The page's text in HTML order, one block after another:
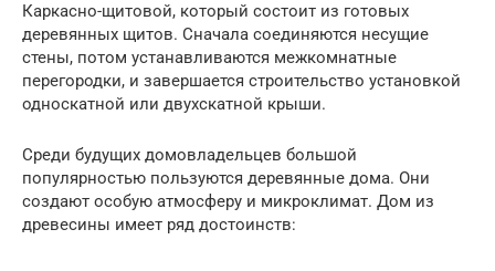
Каркасно-щитовой, который состоит из готовых
деревянных щитов. Сначала соединяются несущие
стены, потом устанавливаются межкомнатные
перегородки, и завершается строительство установкой
односкатной или двухскатной крыши.
Среди будущих домовладельцев большой
популярностью пользуются деревянные дома. Они
создают особую атмосферу и микроклимат. Дом из
древесины имеет ряд достоинств: